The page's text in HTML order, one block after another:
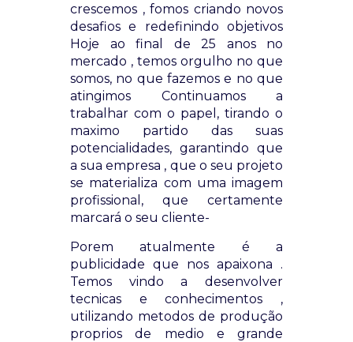
crescemos , fomos criando novos
desafios e redefinindo objetivos
Hoje ao final de 25 anos no
mercado , temos orgulho no que
somos, no que fazemos e no que
atingimos Continuamos a
trabalhar com o papel, tirando o
maximo partido das suas
potencialidades, garantindo que
a sua empresa , que o seu projeto
se materializa com uma imagem
profissional, que certamente
marcará o seu cliente-
Porem atualmente é a
publicidade que nos apaixona .
Temos vindo a desenvolver
tecnicas e conhecimentos ,
utilizando metodos de produção
proprios de medio e grande